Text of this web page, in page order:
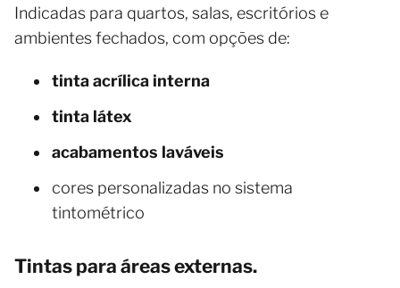
Indicadas para quartos, salas, escritórios e
ambientes fechados, com opções de:
tinta acrílica interna
tinta látex
acabamentos laváveis
cores personalizadas no sistema
tintométrico
Tintas para áreas externas.